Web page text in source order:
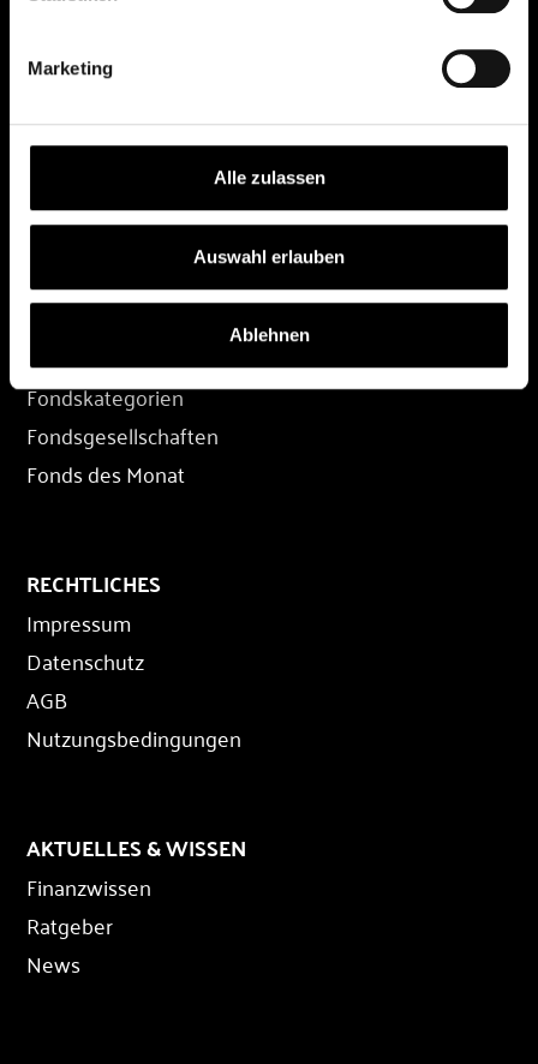
Marketing
Alle zulassen
Auswahl erlauben
Ablehnen
DEPOT
Depot übertragen
Depot-Login
FONDS
Fondssuche
Fondskategorien
Fondsgesellschaften
Fonds des Monat
RECHTLICHES
Impressum
Datenschutz
AGB
Nutzungsbedingungen
AKTUELLES & WISSEN
Finanzwissen
Ratgeber
News